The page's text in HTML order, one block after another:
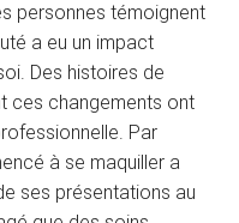
personnes témoignent
a eu un impact
Des histoires de
ces changements ont
Par
à se maquiller a
ses présentations au